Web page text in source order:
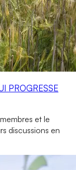
PROGRESSE
et le
discussions en